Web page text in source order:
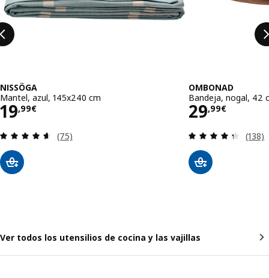
NISSÖGA
Mantel, azul, 145x240 cm
19,99€
Precio 19,99€
Revisa: 4.6 de 5 estrellas. Total opiniones:
(75)
OMBONAD
Bandeja, nogal, 42
29,99€
Precio
(138)
Ver todos los utensilios de cocina y las vajillas